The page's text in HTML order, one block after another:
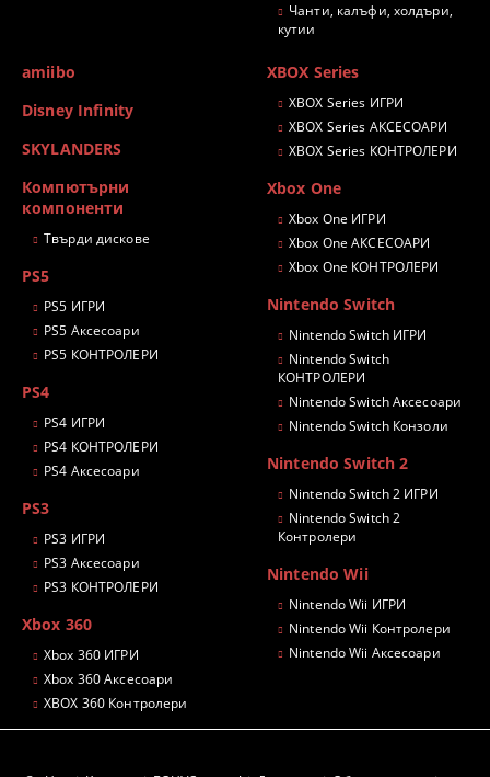
Чанти, калъфи, холдъри,
кутии
amiibo
Disney Infinity
SKYLANDERS
Компютърни
компоненти
Твърди дискове
PS5
PS5 ИГРИ
PS5 Аксесоари
PS5 КОНТРОЛЕРИ
PS4
PS4 ИГРИ
PS4 КОНТРОЛЕРИ
PS4 Аксесоари
PS3
PS3 ИГРИ
PS3 Аксесоари
PS3 КОНТРОЛЕРИ
Xbox 360
Xbox 360 ИГРИ
Xbox 360 Аксесоари
XBOX 360 Контролери
XBOX Series
XBOX Series ИГРИ
XBOX Series АКСЕСОАРИ
XBOX Series КОНТРОЛЕРИ
Xbox One
Xbox One ИГРИ
Xbox One АКСЕСОАРИ
Xbox One КОНТРОЛЕРИ
Nintendo Switch
Nintendo Switch ИГРИ
Nintendo Switch
КОНТРОЛЕРИ
Nintendo Switch Аксесоари
Nintendo Switch Конзоли
Nintendo Switch 2
Nintendo Switch 2 ИГРИ
Nintendo Switch 2
Контролери
Nintendo Wii
Nintendo Wii ИГРИ
Nintendo Wii Контролери
Nintendo Wii Аксесоари